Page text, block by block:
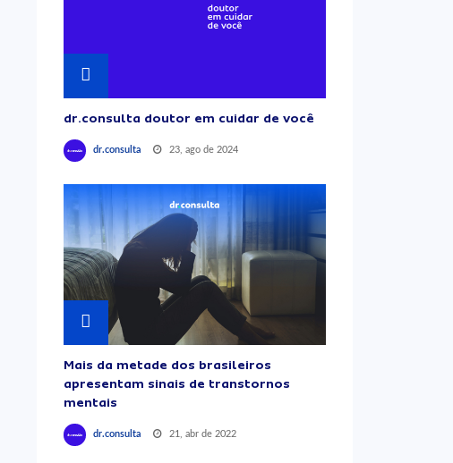
dr.consulta doutor em cuidar de você
dr.consulta 23, ago de 2024
Mais da metade dos brasileiros
apresentam sinais de transtornos
mentais
dr.consulta 21, abr de 2022